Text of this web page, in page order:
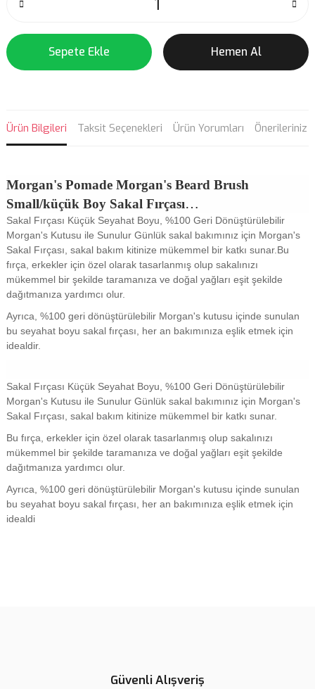
Sepete Ekle Hemen Al
Ürün Bilgileri Taksit Seçenekleri Ürün Yorumları Önerileriniz
Morgan's Pomade Morgan's Beard Brush
Small/küçük Boy Sakal Fırçası
Sakalınıza şekil vermenizde yardımcı olur.
Sakal Fırçası Küçük Seyahat Boyu, %100 Geri Dönüştürülebilir
Morgan's Kutusu ile Sunulur Günlük sakal bakımınız için Morgan's
Sakal Fırçası, sakal bakım kitinize mükemmel bir katkı sunar.Bu
fırça, erkekler için özel olarak tasarlanmış olup sakalınızı
mükemmel bir şekilde taramanıza ve doğal yağları eşit şekilde
dağıtmanıza yardımcı olur.
Ayrıca, %100 geri dönüştürülebilir Morgan's kutusu içinde sunulan
bu seyahat boyu sakal fırçası, her an bakımınıza eşlik etmek için
idealdir.
Sakal Fırçası Küçük Seyahat Boyu, %100 Geri Dönüştürülebilir
Morgan's Kutusu ile Sunulur Günlük sakal bakımınız için Morgan's
Sakal Fırçası, sakal bakım kitinize mükemmel bir katkı sunar.
Bu fırça, erkekler için özel olarak tasarlanmış olup sakalınızı
mükemmel bir şekilde taramanıza ve doğal yağları eşit şekilde
dağıtmanıza yardımcı olur.
Ayrıca, %100 geri dönüştürülebilir Morgan's kutusu içinde sunulan
bu seyahat boyu sakal fırçası, her an bakımınıza eşlik etmek için
idealdi
Güvenli Alışveriş